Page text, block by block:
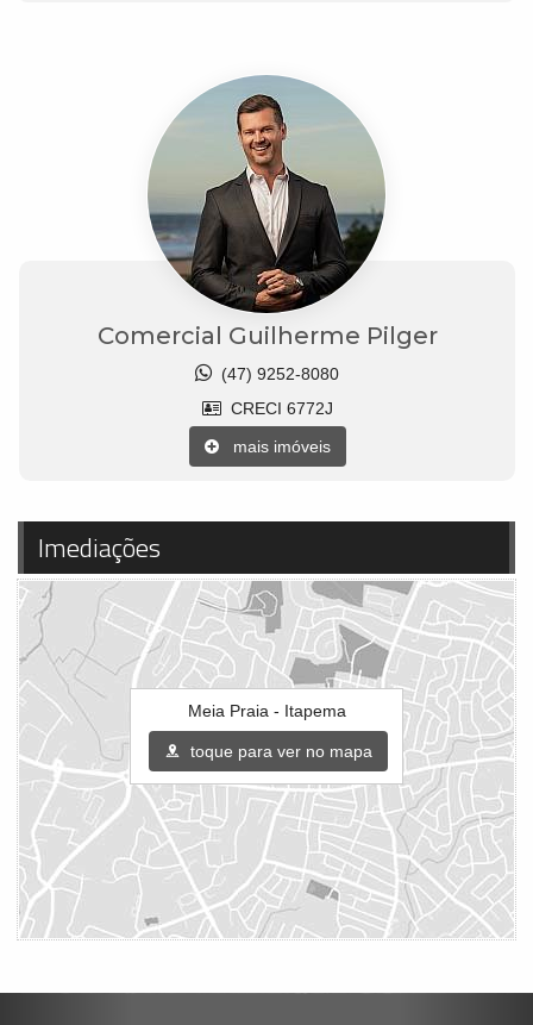
Comercial Guilherme Pilger
(47) 9252-8080
CRECI 6772J
mais imóveis
Imediações
Meia Praia - Itapema
toque para ver no mapa